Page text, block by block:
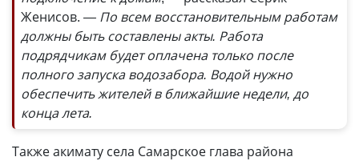
Женисов. — По всем восстановительным работам
должны быть составлены акты. Работа
подрядчикам будет оплачена только после
полного запуска водозабора. Водой нужно
обеспечить жителей в ближайшие недели, до
конца лета.
Также акимату села Самарское глава района